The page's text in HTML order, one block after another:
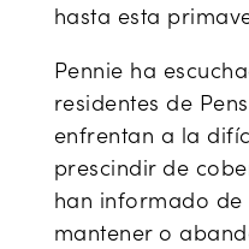
hasta esta
Pennie ha
residentes de
enfrentan a la
prescindir de
han informado
mantener o